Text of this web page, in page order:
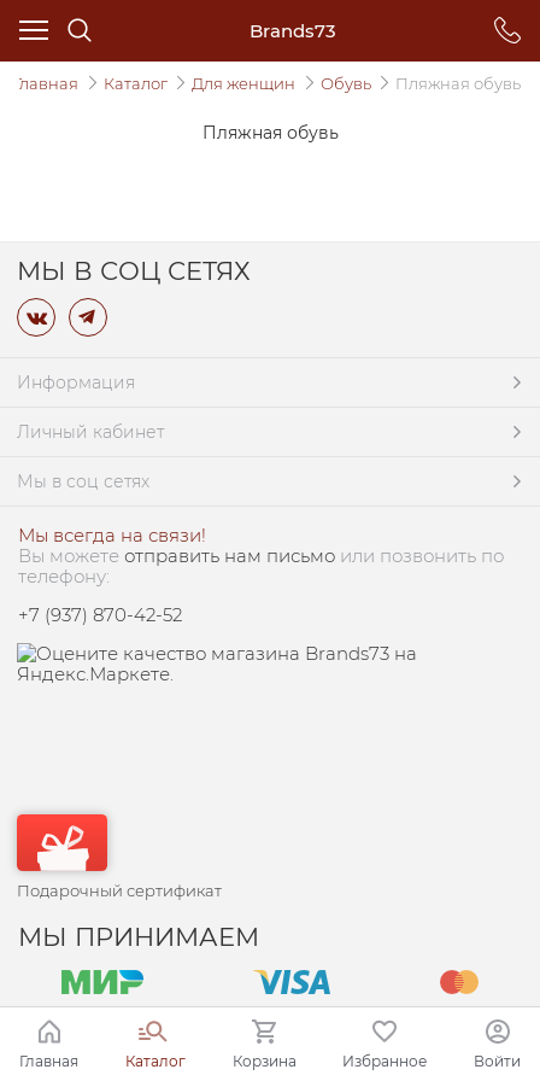
Brands73
Главная Каталог Для женщин Обувь Пляжная обувь
Пляжная обувь
МЫ В СОЦ СЕТЯХ
Информация
Личный кабинет
Мы в соц сетях
Мы всегда на связи!
Вы можете отправить нам письмо или позвонить по
телефону:
+7 (937) 870-42-52
Подарочный сертификат
МЫ ПРИНИМАЕМ
Главная Каталог Корзина Избранное Войти